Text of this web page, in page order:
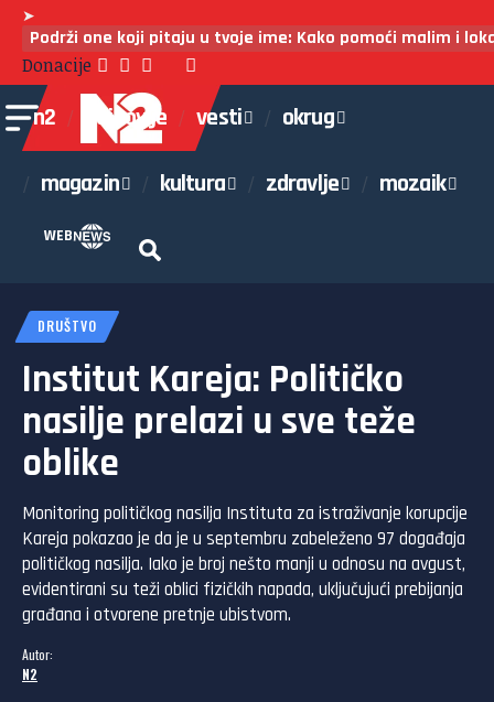
➤
Podrži one koji pitaju u tvoje ime: Kako pomoći malim i
Donacije
n2 najnovije vesti okrug
magazin kultura zdravlje mozaik
WEB
DRUŠTVO
Institut Kareja: Političko
nasilje prelazi u sve teže
oblike
Monitoring političkog nasilja Instituta za istraživanje korupcije
Kareja pokazao je da je u septembru zabeleženo 97 događaja
političkog nasilja. Iako je broj nešto manji u odnosu na avgust,
evidentirani su teži oblici fizičkih napada, uključujući prebijanja
građana i otvorene pretnje ubistvom.
Autor:
N2